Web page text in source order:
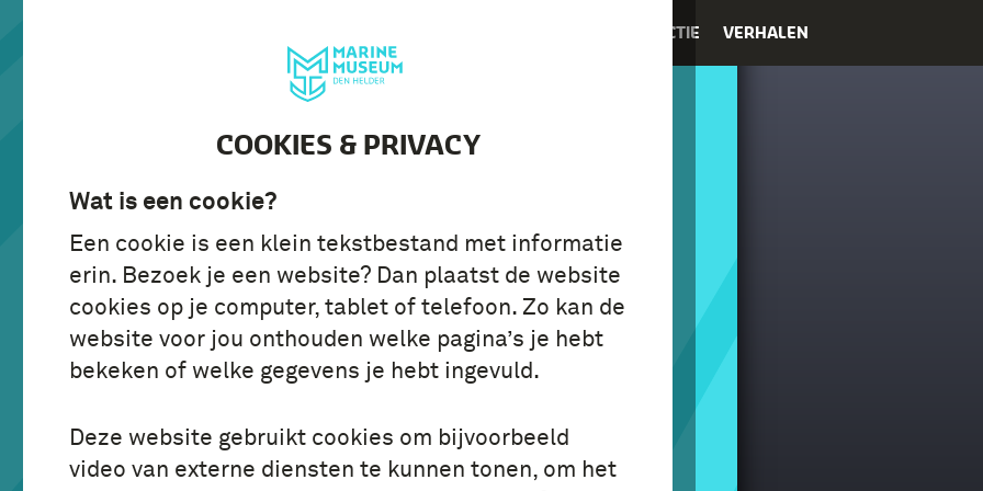
COOKIES & PRIVACY
Wat is een cookie?
Een cookie is een klein tekstbestand met informatie
erin. Bezoek je een website? Dan plaatst de website
cookies op je computer, tablet of telefoon. Zo kan de
website voor jou onthouden welke pagina’s je hebt
bekeken of welke gegevens je hebt ingevuld.
Deze website gebruikt cookies om bijvoorbeeld
video van externe diensten te kunnen tonen, om het
COLLECTIE VERHALEN
MARINEMUSEUM
BELEEF DE
MARINE OP ÉN
ONDER ZEE
Open: maandag t/m zondag